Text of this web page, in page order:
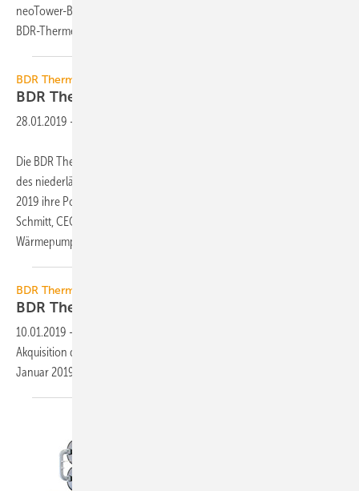
neoTower-Blockheizkraftwerke an Unternehmen unter dem Dach der
BDR-Thermea-Gruppe.
BDR Thermea Group
BDR Thermea übernimmt
28.01.2019 -
Die BDR Thermea Group B.V., Apeldoorn, hat durch die Akquisition
des niederländischen Spezialisten Techneco, Delft, zum 1. Januar
2019 ihre Position auf dem Wärmepumpenmarkt gestärkt. Bertrand
Schmitt, CEO der BDR Thermea Group: „Da der Markt für
Wärmepumpen – einschließlich Hybridlösungen
BDR Thermea Group
BDR Thermea übernimmt
10.01.2019 -
Akquisition des niederländischen Spezialisten Techneco zum 1.
Januar 2019 ihre Position auf dem Wärmepumpenmarkt